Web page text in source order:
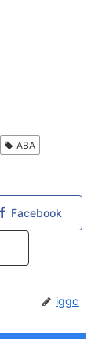
ABA
Facebook
iggc